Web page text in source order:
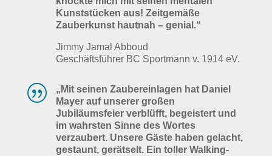
Kunststücken aus! Zeitgemäße
Zauberkunst hautnah – genial.“
Jimmy Jamal Abboud
Geschäftsführer BC Sportmann v. 1914 eV.
|
„Mit seinen Zaubereinlagen hat Daniel
Mayer auf unserer großen
Jubiläumsfeier verblüfft, begeistert und
im wahrsten Sinne des Wortes
verzaubert. Unsere Gäste haben gelacht,
gestaunt, gerätselt. Ein toller Walking-